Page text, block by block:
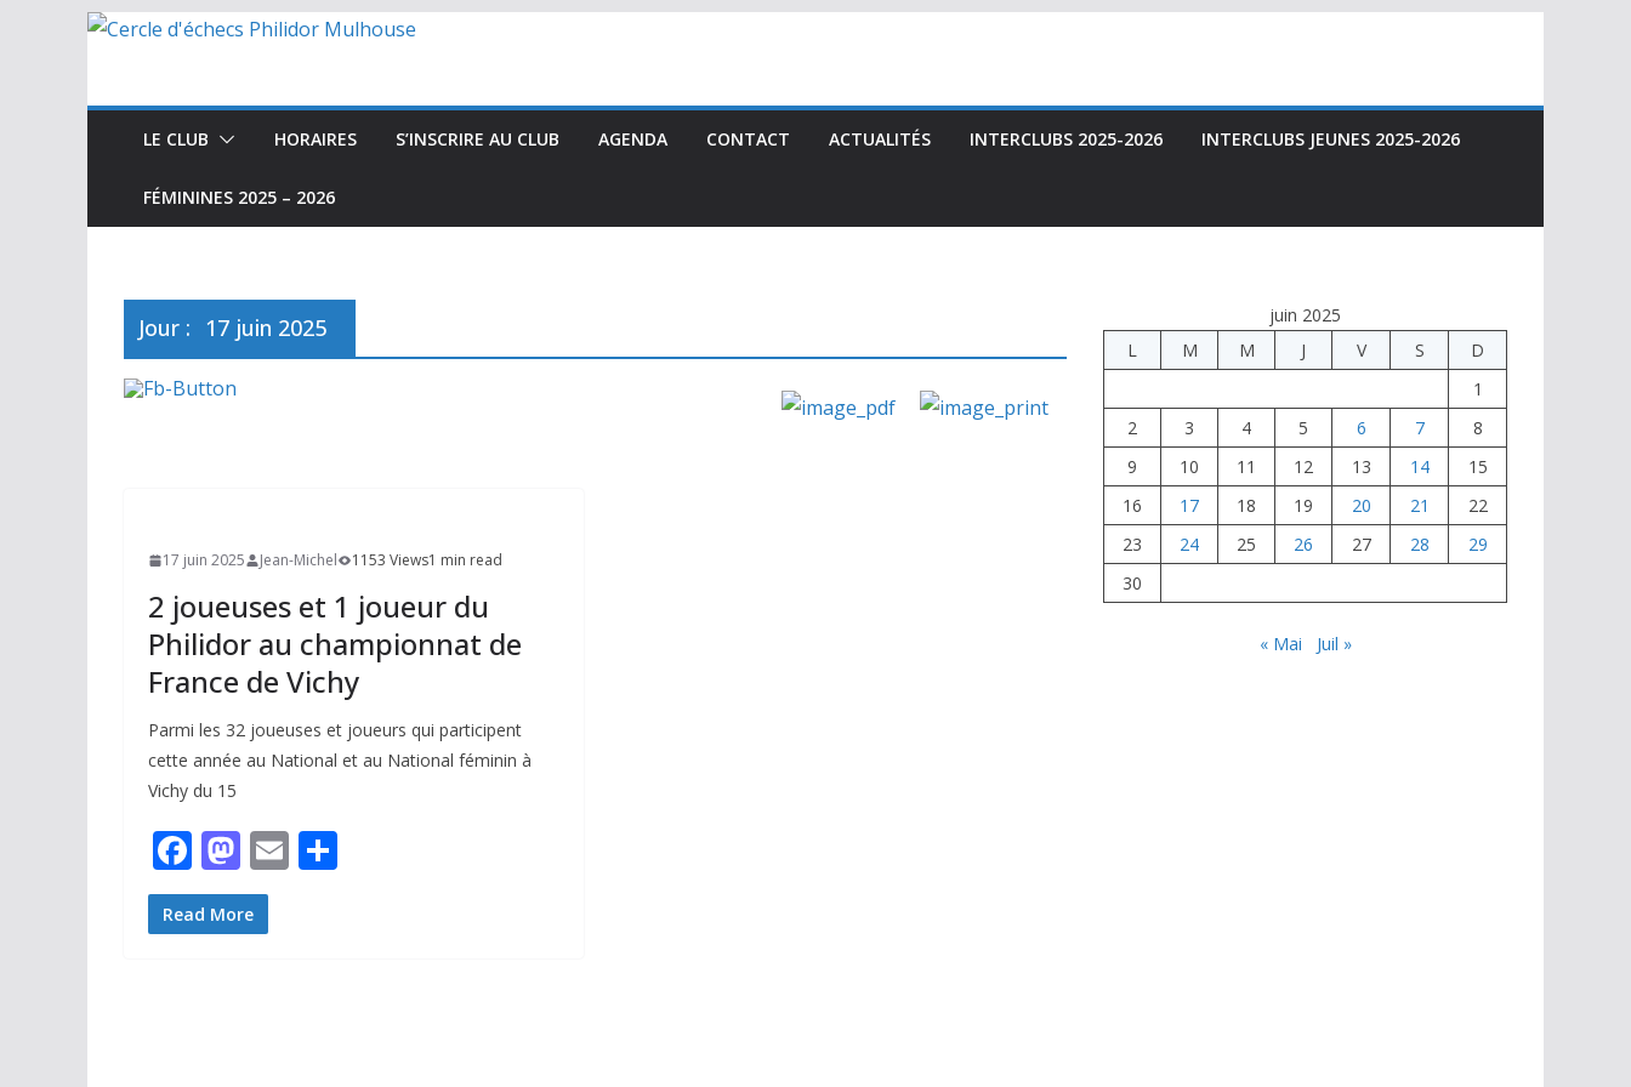
Passer
LE CLUB HORAIRES S’INSCRIRE AU CLUB AGENDA CONTACT ACTUALITÉS INTERCLUBS 2025-2026 INTERCLUBS JEUNES 2025-2026
FÉMININES 2025 – 2026
Jour : 17 juin 2025
17 juin 2025 Jean-Michel 1153 Views1 min read
2 joueuses et 1 joueur du
Philidor au championnat de
France de Vichy
Parmi les 32 joueuses et joueurs qui participent
cette année au National et au National féminin à
Vichy du 15
F
ac
e
M
as
to
E
Read More
juin 2025
L
M M J V S
D
1
2
3 4 5 6 7
8
9
10 11 12 13 14
15
16
17 18 19 20 21
22
23
24 25 26 27 28
29
30
« Mai Juil »